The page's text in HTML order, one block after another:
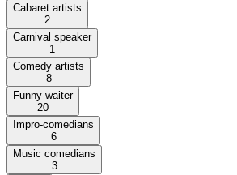
Cabaret artists
2
Carnival speaker
1
Comedy artists
8
Funny waiter
20
Impro-comedians
6
Music comedians
3